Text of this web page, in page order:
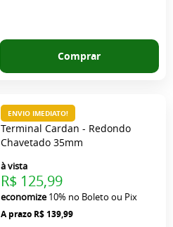
Comprar
Terminal Cardan - Redondo
Chavetado 35mm
R$ 139,99
à vista
R$ 125,99
economize10% no Boleto ou Pix
ENVIO IMEDIATO!